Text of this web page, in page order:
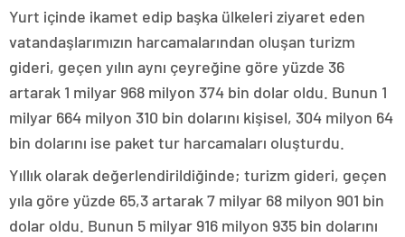
Yurt içinde ikamet edip başka ülkeleri ziyaret eden
vatandaşlarımızın harcamalarından oluşan turizm
gideri, geçen yılın aynı çeyreğine göre yüzde 36
artarak 1 milyar 968 milyon 374 bin dolar oldu. Bunun 1
milyar 664 milyon 310 bin dolarını kişisel, 304 milyon 64
bin dolarını ise paket tur harcamaları oluşturdu.
Yıllık olarak değerlendirildiğinde; turizm gideri, geçen
yıla göre yüzde 65,3 artarak 7 milyar 68 milyon 901 bin
dolar oldu. Bunun 5 milyar 916 milyon 935 bin dolarını